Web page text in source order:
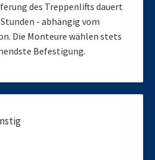
des Treppenlifts dauert
- abhängig vom
Die Monteure wählen stets
Befestigung.